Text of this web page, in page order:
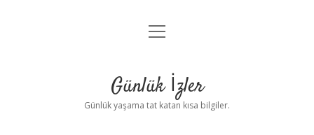
Anasayfa
Yasal Uyarı
menüyü
Günlük İzler
Günlük yaşama tat katan kısa bilgiler.